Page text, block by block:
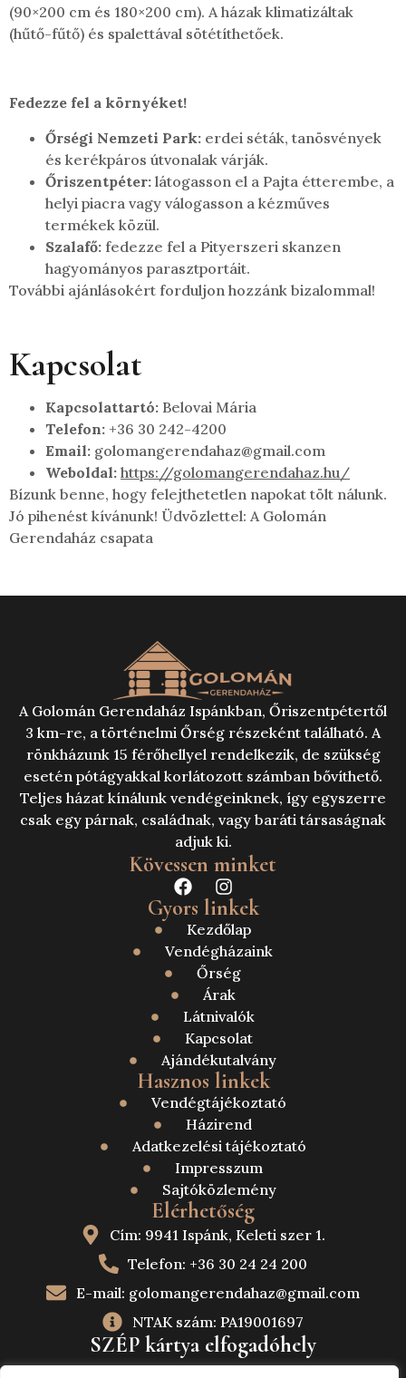
(90×200 cm és 180×200 cm). A házak klimatizáltak
(hűtő-fűtő) és spalettával sötétíthetőek.
Fedezze fel a környéket!
Őrségi Nemzeti Park: erdei séták, tanösvények
és kerékpáros útvonalak várják.
Őriszentpéter: látogasson el a Pajta étterembe, a
helyi piacra vagy válogasson a kézműves
termékek közül.
Szalafő: fedezze fel a Pityerszeri skanzen
hagyományos parasztportáit.
További ajánlásokért forduljon hozzánk bizalommal!
Kapcsolat
Kapcsolattartó: Belovai Mária
Telefon: +36 30 242-4200
Email: golomangerendahaz@gmail.com
Weboldal: https://golomangerendahaz.hu/
Bízunk benne, hogy felejthetetlen napokat tölt nálunk.
Jó pihenést kívánunk! Üdvözlettel: A Golomán
Gerendaház csapata
A Golomán Gerendaház Ispánkban, Őriszentpétertől
3 km-re, a történelmi Őrség részeként található. A
rönkházunk 15 férőhellyel rendelkezik, de szükség
esetén pótágyakkal korlátozott számban bővíthető.
Teljes házat kínálunk vendégeinknek, így egyszerre
csak egy párnak, családnak, vagy baráti társaságnak
adjuk ki.
Kövessen minket
Gyors linkek
Kezdőlap
Vendégházaink
Őrség
Árak
Látnivalók
Kapcsolat
Ajándékutalvány
Hasznos linkek
Vendégtájékoztató
Házirend
Adatkezelési tájékoztató
Impresszum
Sajtóközlemény
Elérhetőség
Cím: 9941 Ispánk, Keleti szer 1.
Telefon: +36 30 24 24 200
E-mail: golomangerendahaz@gmail.com
NTAK szám: PA19001697
SZÉP kártya elfogadóhely